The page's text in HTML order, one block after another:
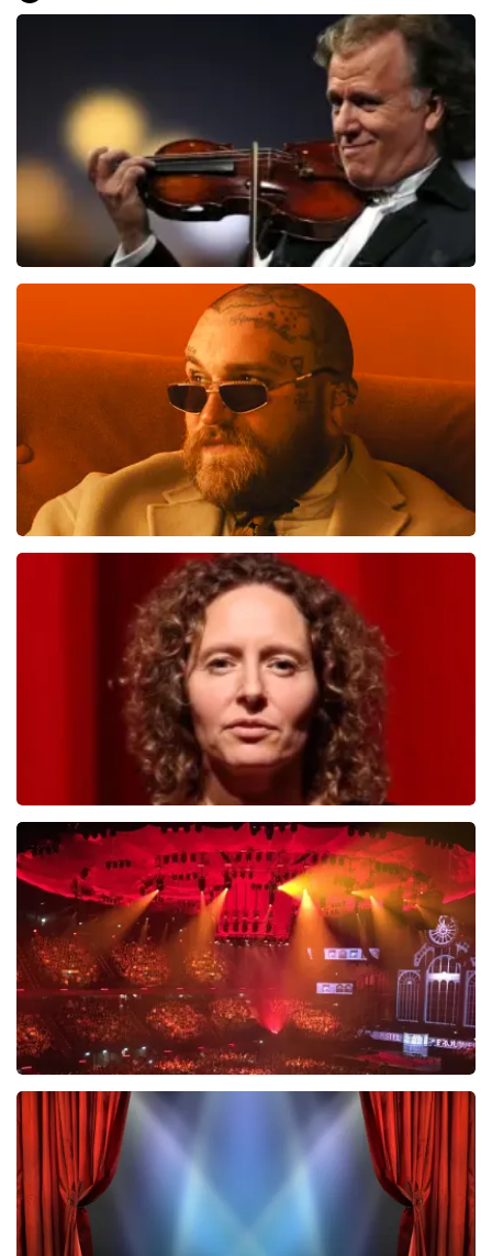
laatste 30 minuten
BESTEL NU
Teddy Swims
laatste 30 minuten
BESTEL NU
Esther van der Voort
654laatste 30 minuten
BESTEL NU
Vrienden Van Amstel Live
433 laatste 30 minuten
BESTEL NU